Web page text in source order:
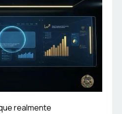
realmente